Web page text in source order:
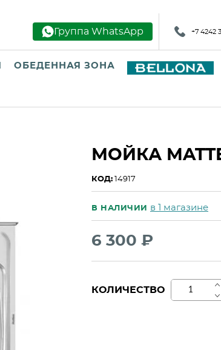
Группа WhatsApp +7 4242
ОБЕДЕННАЯ ЗОНА
МОЙКА
КОД: 14917
В НАЛИЧИИ в 1 магазине
6 300 ₽
КОЛИЧЕСТВО